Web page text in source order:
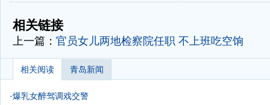
-
相关链接
上一篇： 官员女儿两地检察院任职 不上班吃空饷
相关阅读 青岛新闻
·爆乳女醉驾调戏交警